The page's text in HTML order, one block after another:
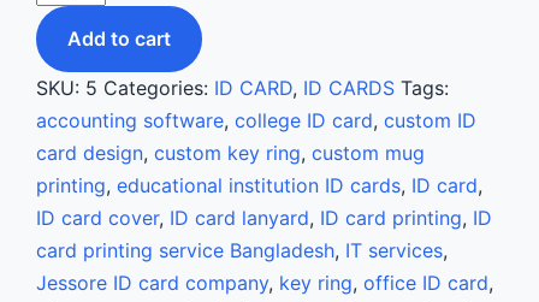
ID
CARD
quantity
Add to cart
SKU: 5 Categories: ID CARD, ID CARDS Tags:
accounting software, college ID card, custom ID
card design, custom key ring, custom mug
printing, educational institution ID cards, ID card,
ID card cover, ID card lanyard, ID card printing, ID
card printing service Bangladesh, IT services,
Jessore ID card company, key ring, office ID card,